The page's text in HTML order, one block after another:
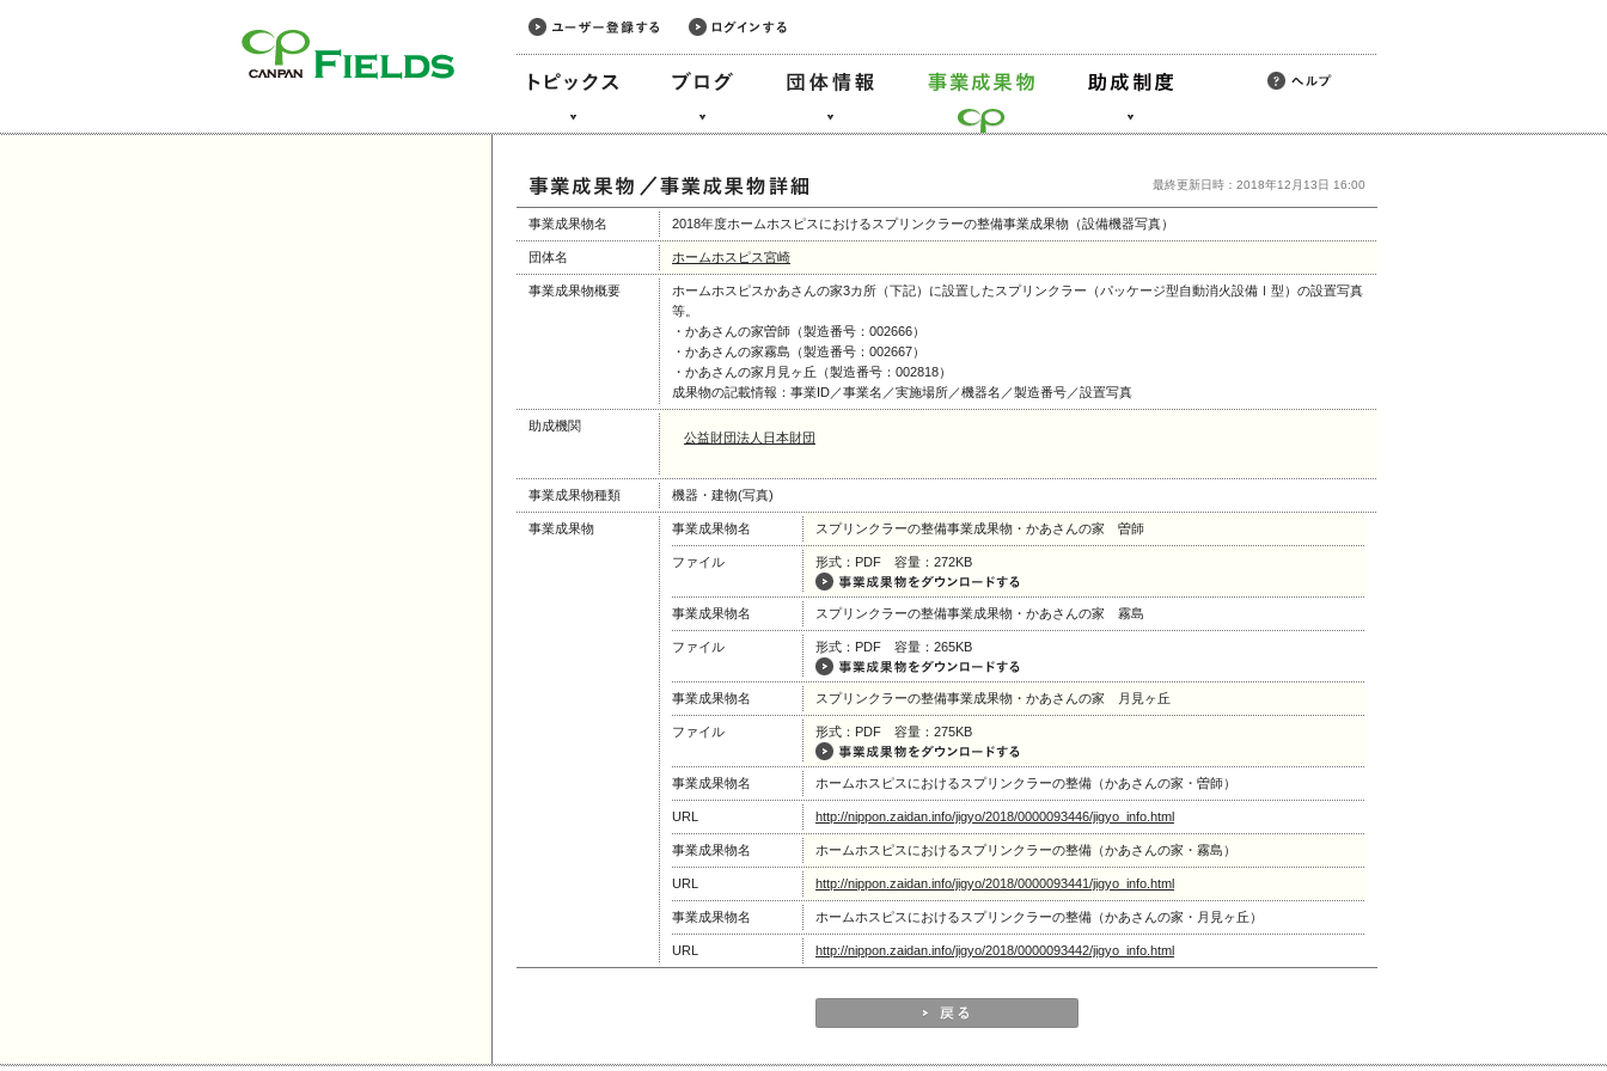
最終更新日時：2018年12月13日 16:00
事業成果物名 2018年度ホームホスピスにおけるスプリンクラーの整備事業成果物（設備機器写真）
団体名 ホームホスピス宮崎
事業成果物概要
ホームホスピスかあさんの家3カ所（下記）に設置したスプリンクラー（パッケージ型自動消火設備Ⅰ型）の設置写真
等。
・かあさんの家曽師（製造番号：002666）
・かあさんの家霧島（製造番号：002667）
・かあさんの家月見ヶ丘（製造番号：002818）
成果物の記載情報：事業ID／事業名／実施場所／機器名／製造番号／設置写真
助成機関
公益財団法人日本財団
事業成果物種類 機器・建物(写真)
事業成果物 事業成果物名 スプリンクラーの整備事業成果物・かあさんの家 曽師
ファイル 形式：PDF 容量：272KB
事業成果物名 スプリンクラーの整備事業成果物・かあさんの家 霧島
ファイル 形式：PDF 容量：265KB
事業成果物名 スプリンクラーの整備事業成果物・かあさんの家 月見ヶ丘
ファイル 形式：PDF 容量：275KB
事業成果物名 ホームホスピスにおけるスプリンクラーの整備（かあさんの家・曽師）
URL http://nippon.zaidan.info/jigyo/2018/0000093446/jigyo_info.html
事業成果物名 ホームホスピスにおけるスプリンクラーの整備（かあさんの家・霧島）
URL http://nippon.zaidan.info/jigyo/2018/0000093441/jigyo_info.html
事業成果物名 ホームホスピスにおけるスプリンクラーの整備（かあさんの家・月見ヶ丘）
URL http://nippon.zaidan.info/jigyo/2018/0000093442/jigyo_info.html